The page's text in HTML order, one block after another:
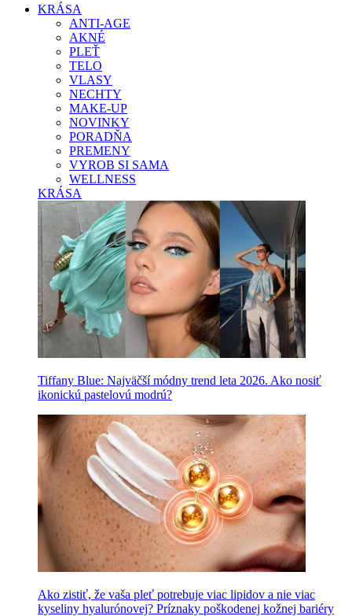
KRÁSA
ANTI-AGE
AKNÉ
PLEŤ
TELO
VLASY
NECHTY
MAKE-UP
NOVINKY
PORADŇA
PREMENY
VYROB SI SAMA
WELLNESS
KRÁSA
Tiffany Blue: Najväčší módny trend leta 2026. Ako nosiť
ikonickú pastelovú modrú?
Ako zistiť, že vaša pleť potrebuje viac lipidov a nie viac
kyseliny hyalurónovej? Príznaky poškodenej kožnej bariéry